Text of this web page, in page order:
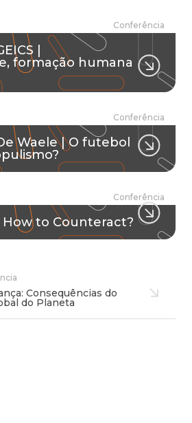
Conferência
|
formação humana
Conferência
Waele | O futebol
Conferência
How to Counteract?
Consequências do
do Planeta